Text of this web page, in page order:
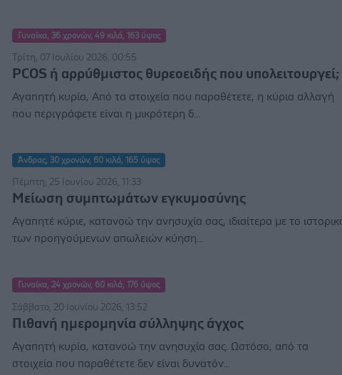
Γυναίκα, 36 χρονών, 49 κιλά, 163 ύψος
Τρίτη, 07 Ιουλίου 2026, 00:55
PCOS ή αρρύθμιστος θυρεοειδής που υπολειτουργεί;
Αγαπητή κυρία, Από τα στοιχεία που παραθέτετε, η κύρια αλλαγή
που περιγράφετε είναι η μικρότερη δ...
Άνδρας, 30 χρονών, 60 κιλά, 165 ύψος
Πέμπτη, 25 Ιουνίου 2026, 11:33
Μείωση συμπτωμάτων εγκυμοσύνης
Αγαπητέ κύριε, κατανοώ την ανησυχία σας, ιδιαίτερα με το
των προηγούμενων απωλειών κύηση...
Γυναίκα, 24 χρονών, 60 κιλά, 176 ύψος
Σάββατο, 20 Ιουνίου 2026, 13:52
Πιθανή ημερομηνία σύλληψης άγχος
Αγαπητή κυρία, κατανοώ την ανησυχία σας. Ωστόσο, από τα
στοιχεία που παραθέτετε δεν είναι δυνατόν...